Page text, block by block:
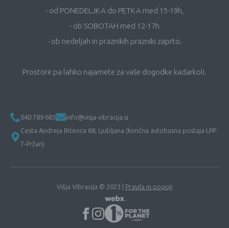
- od PONEDELJKA do PETKA med 15-19h,
- ob SOBOTAH med 12-17h
- ob nedeljah in praznikih prazniki zaprto.
Prostore pa lahko najamete za vaše dogodke kadarkoli.
040 789 683
info@visja-vibracija.si
Cesta Andreja Bitenca 68, Ljubljana (končna avtobusna postaja LPP
7-Pržan)
Višja Vibracija © 2023 | Pravila in pogoji